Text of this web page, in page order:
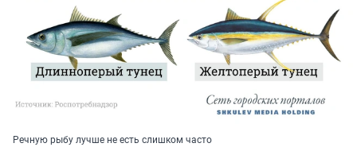
Речную рыбу лучше не есть слишком часто